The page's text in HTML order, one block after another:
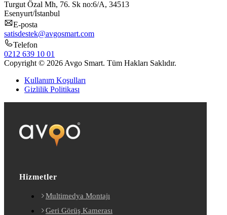
Turgut Özal Mh, 76. Sk no:6/A, 34513
Esenyurt/İstanbul
E-posta
satisdestek@avgosmart.com
Telefon
0212 639 10 01
Copyright © 2026 Avgo Smart. Tüm Hakları Saklıdır.
Kullanım Koşulları
Gizlilik Politikası
Hizmetler
Multimedya Montajı
Geri Görüş Kamerası